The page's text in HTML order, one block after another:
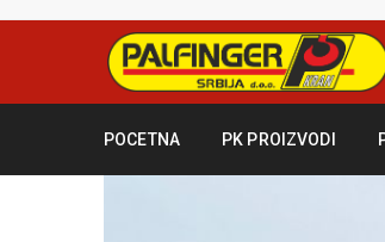
POCETNA PK PROIZVODI